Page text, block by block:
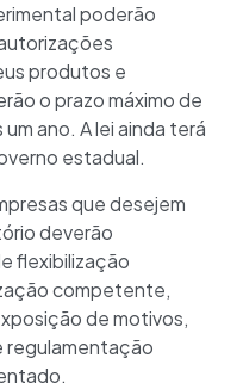
poderão
produtos e
o prazo máximo de
ano. A lei ainda terá
estadual.
que desejem
deverão
flexibilização
competente,
de motivos,
regulamentação